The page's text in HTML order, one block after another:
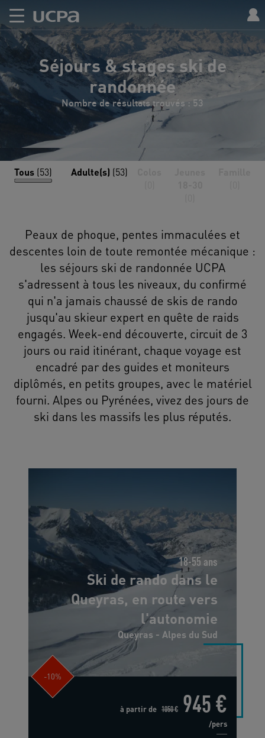
Séjours & stages ski de
randonnée
Nombre de résultats trouvés : 53
Tous (53) Adulte(s) (53)
Peaux de phoque, pentes immaculées et
descentes loin de toute remontée mécanique :
les séjours ski de randonnée UCPA
s'adressent à tous les niveaux, du confirmé
qui n'a jamais chaussé de skis de rando
jusqu'au skieur expert en quête de raids
engagés. Week-end découverte, circuit de 3
jours ou raid itinérant, chaque voyage est
encadré par des guides et moniteurs
diplômés, en petits groupes, avec le matériel
fourni. Alpes ou Pyrénées, vivez des jours de
ski dans les massifs les plus réputés.
18-55 ans
Ski de rando dans le
Queyras, en route vers
l'autonomie
Queyras - Alpes du Sud
-10%
à partir de 1050 € 945 €
/pers